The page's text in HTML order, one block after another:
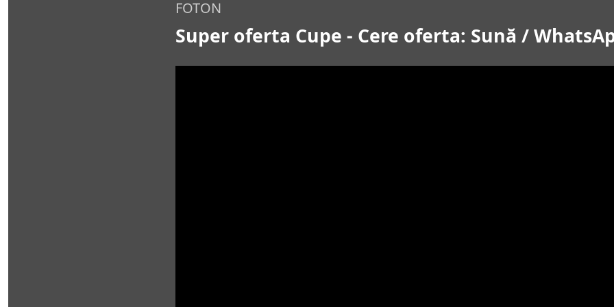
FOTON
Super oferta Cupe - Cere oferta: Sună /